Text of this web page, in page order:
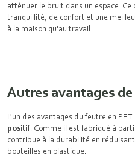
atténuer le bruit dans un espace.
tranquillité, de confort et une
à la maison qu'au travail.
Autres avantages
L'un des avantages du feutre en PET
positif. Comme il est fabriqué à
contribue à la durabilité en
bouteilles en plastique.